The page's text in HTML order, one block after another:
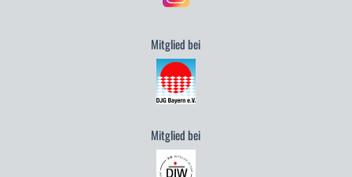
Mitglied bei
Mitglied bei